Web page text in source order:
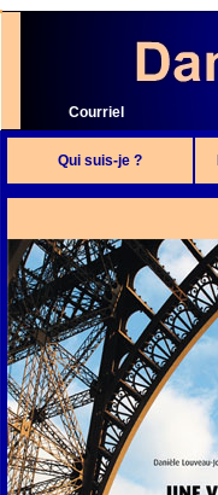
Courriel
Qui suis-je ?